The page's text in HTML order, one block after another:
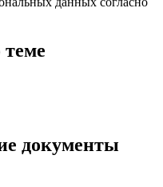
документы